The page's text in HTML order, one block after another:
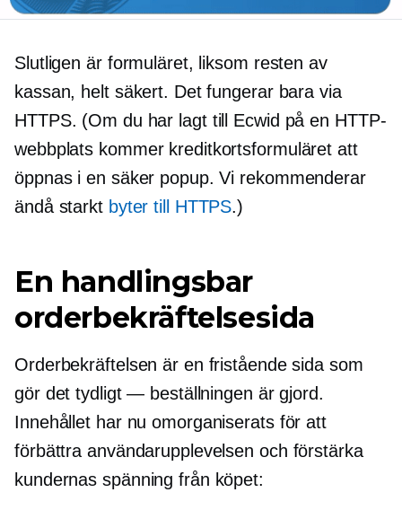
Slutligen är formuläret, liksom resten av
kassan, helt säkert. Det fungerar bara via
HTTPS. (Om du har lagt till Ecwid på en HTTP-
webbplats kommer kreditkortsformuläret att
öppnas i en säker popup. Vi rekommenderar
ändå starkt byter till HTTPS.)
En handlingsbar
orderbekräftelsesida
Orderbekräftelsen är en fristående sida som
gör det tydligt — beställningen är gjord.
Innehållet har nu omorganiserats för att
förbättra användarupplevelsen och förstärka
kundernas spänning från köpet: